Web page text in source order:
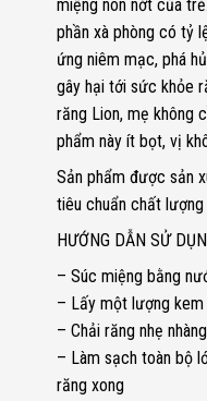
miệng non nớt của
phần xà phòng có tỷ
ứng niêm mạc, phá
gây hại tới sức khỏe
răng Lion, mẹ không
phẩm này ít bọt, vị
Sản phẩm được sản
tiêu chuẩn chất
HƯỚNG DẪN SỬ
– Súc miệng bằng
– Lấy một lượng
– Chải răng nhẹ
– Làm sạch toàn bộ
răng xong